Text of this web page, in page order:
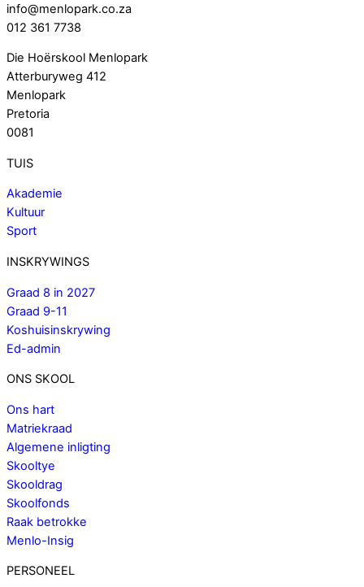
info@menlopark.co.za
012 361 7738
Die Hoërskool Menlopark
Atterburyweg 412
Menlopark
Pretoria
0081
TUIS
Akademie
Kultuur
Sport
INSKRYWINGS
Graad 8 in 2027
Graad 9-11
Koshuisinskrywing
Ed-admin
ONS SKOOL
Ons hart
Matriekraad
Algemene inligting
Skooltye
Skooldrag
Skoolfonds
Raak betrokke
Menlo-Insig
PERSONEEL